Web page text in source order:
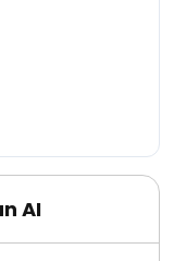
AI